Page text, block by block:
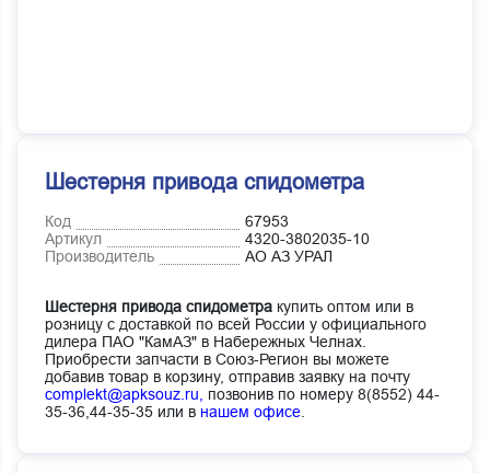
Шестерня привода спидометра
Код
67953
Артикул
4320-3802035-10
Производитель
АО АЗ УРАЛ
Шестерня привода спидометра купить оптом или в
розницу с доставкой по всей России у официального
дилера ПАО "КамАЗ" в Набережных Челнах.
Приобрести запчасти в Союз-Регион вы можете
добавив товар в корзину, отправив заявку на почту
complekt@apksouz.ru,
позвонив по номеру 8(8552) 44-
35-36,44-35-35 или в нашем офисе